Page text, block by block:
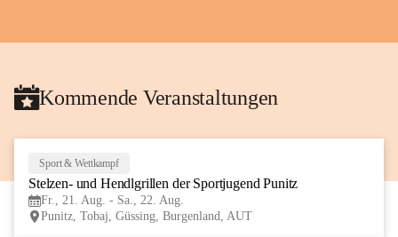
Kommende Veranstaltungen
Sport & Wettkampf
Stelzen- und Hendlgrillen der Sportjugend Punitz
Fr., 21. Aug. - Sa., 22. Aug.
Punitz, Tobaj, Güssing, Burgenland, AUT